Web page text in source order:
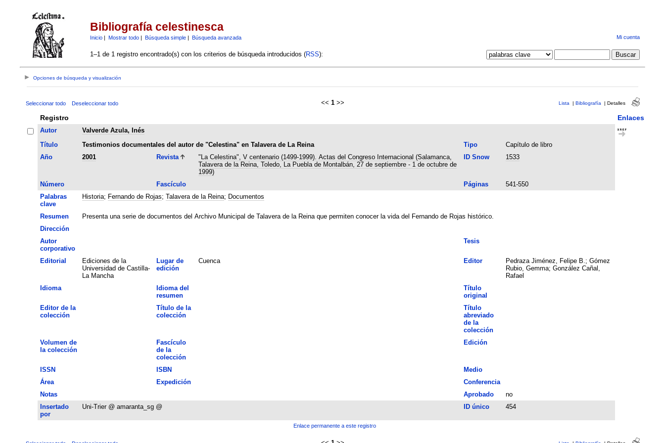
Bibliografía celestinesca
Inicio| Mostrar todo| Búsqueda simple| Búsqueda avanzada Mi cuenta
1–1 de 1 registro encontrado(s) con los criterios de búsqueda introducidos (RSS):
Opciones de búsqueda y visualización
Seleccionar todo Deseleccionar todo << 1 >> Lista | Bibliografía | Detalles
Registro Enlaces
Autor
Valverde Azula, Inés
Título
Testimonios documentales del autor de "Celestina" en Talavera de La Reina Tipo
Capítulo de libro
Año
2001 Revista
"La Celestina", V centenario (1499-1999). Actas del Congreso Internacional (Salamanca,
Talavera de la Reina, Toledo, La Puebla de Montalbán, 27 de septiembre - 1 de octubre de
1999)
ID Snow 1533
Número Fascículo Páginas
541-550
Palabras
clave
Historia; Fernando de Rojas; Talavera de la Reina; Documentos
Resumen
Presenta una serie de documentos del Archivo Municipal de Talavera de la Reina que permiten conocer la vida del Fernando de Rojas histórico.
Dirección
Autor
corporativo
Tesis
Editorial
Ediciones de la
Universidad de Castilla-
La Mancha
Lugar de
edición
Cuenca Editor
Pedraza Jiménez, Felipe B.; Gómez
Rubio, Gemma; González Cañal,
Rafael
Idioma
Idioma del
resumen
Título
original
Editor de la
colección
Título de la
colección
Título
abreviado
de la
colección
Volumen de
la colección
Fascículo
de la
colección
Edición
ISSN ISBN
Medio
Área
Expedición
Conferencia
Notas
Aprobado
no
Insertado
por
Uni-Trier @ amaranta_sg @ ID único 454
Enlace permanente a este registro